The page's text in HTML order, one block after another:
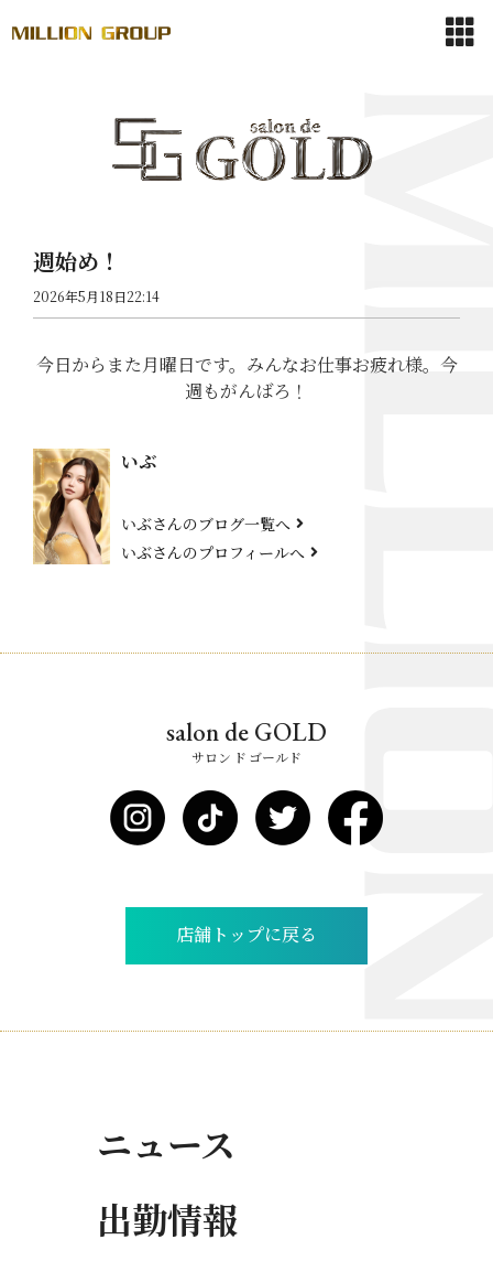
週始め！
2026年5月18日22:14
今日からまた月曜日です。みんなお仕事お疲れ様。今
週もがんばろ！
いぶ
いぶさんのブログ一覧へ
いぶさんのプロフィールへ
salon de GOLD
サロン ド ゴールド
店舗トップに戻る
ニュース
出勤情報